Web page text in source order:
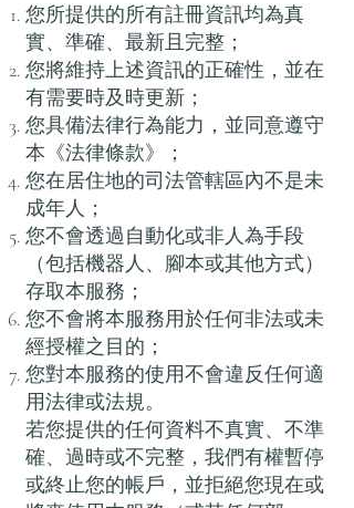
您所提供的所有註冊資訊均為真
實、準確、最新且完整；
您將維持上述資訊的正確性，並在
有需要時及時更新；
您具備法律行為能力，並同意遵守
本《法律條款》；
您在居住地的司法管轄區內不是未
成年人；
您不會透過自動化或非人為手段
（包括機器人、腳本或其他方式）
存取本服務；
您不會將本服務用於任何非法或未
經授權之目的；
您對本服務的使用不會違反任何適
用法律或法規。
若您提供的任何資料不真實、不準
確、過時或不完整，我們有權暫停
或終止您的帳戶，並拒絕您現在或